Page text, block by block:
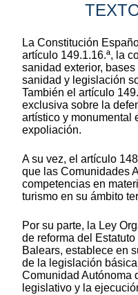
La Constitución
artículo 149.1.16.ª, la
sanidad exterior,
sanidad y legislación
También el artículo
exclusiva sobre la
artístico y monumental
expoliación.
A su vez, el artículo
que las Comunidades
competencias en
turismo en su ámbito
Por su parte, la Ley
de reforma del
Balears, establece en
de la legislación
Comunidad Autónoma
legislativo y la